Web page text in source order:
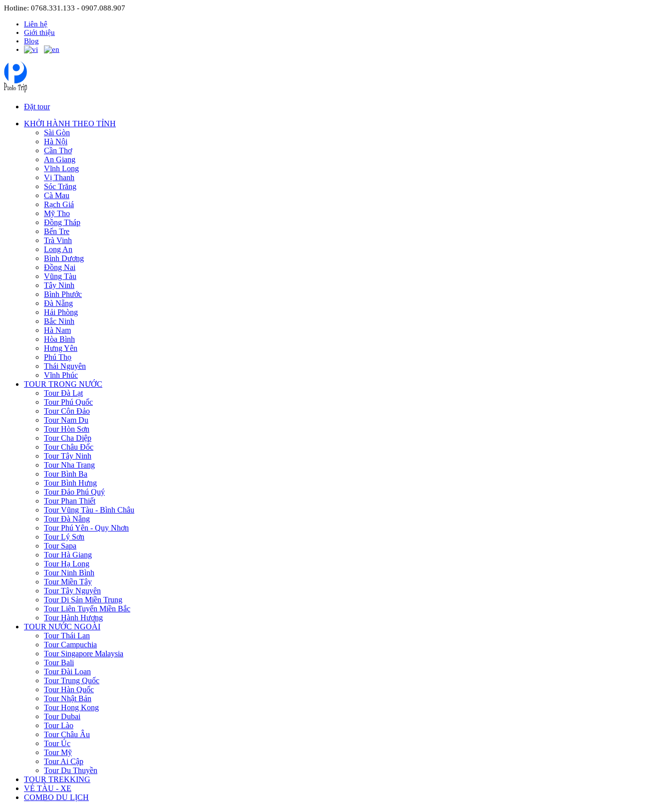
Hotline: 0768.331.133 - 0907.088.907
Liên hệ
Giới thiệu
Blog
Đặt tour
KHỞI HÀNH THEO TỈNH
Sài Gòn
Hà Nội
Cần Thơ
An Giang
Vĩnh Long
Vị Thanh
Sóc Trăng
Cà Mau
Rạch Giá
Mỹ Tho
Đồng Tháp
Bến Tre
Trà Vinh
Long An
Bình Dương
Đồng Nai
Vũng Tàu
Tây Ninh
Bình Phước
Đà Nẵng
Hải Phòng
Bắc Ninh
Hà Nam
Hòa Bình
Hưng Yên
Phú Thọ
Thái Nguyên
Vĩnh Phúc
TOUR TRONG NƯỚC
Tour Đà Lạt
Tour Phú Quốc
Tour Côn Đảo
Tour Nam Du
Tour Hòn Sơn
Tour Cha Diệp
Tour Châu Đốc
Tour Tây Ninh
Tour Nha Trang
Tour Bình Ba
Tour Bình Hưng
Tour Đảo Phú Quý
Tour Phan Thiết
Tour Vũng Tàu - Bình Châu
Tour Đà Nẵng
Tour Phú Yên - Quy Nhơn
Tour Lý Sơn
Tour Sapa
Tour Hà Giang
Tour Hạ Long
Tour Ninh Bình
Tour Miền Tây
Tour Tây Nguyên
Tour Di Sản Miền Trung
Tour Liên Tuyến Miền Bắc
Tour Hành Hương
TOUR NƯỚC NGOÀI
Tour Thái Lan
Tour Campuchia
Tour Singapore Malaysia
Tour Bali
Tour Đài Loan
Tour Trung Quốc
Tour Hàn Quốc
Tour Nhật Bản
Tour Hong Kong
Tour Dubai
Tour Lào
Tour Châu Âu
Tour Úc
Tour Mỹ
Tour Ai Cập
Tour Du Thuyền
TOUR TREKKING
VÉ TÀU - XE
COMBO DU LỊCH